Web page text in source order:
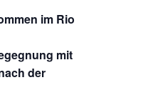
im Rio
mit
der